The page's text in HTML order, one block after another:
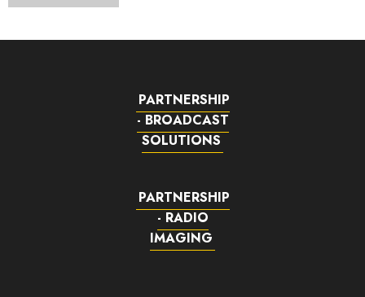
PARTNERSHIP
- BROADCAST
SOLUTIONS
PARTNERSHIP
- RADIO
IMAGING